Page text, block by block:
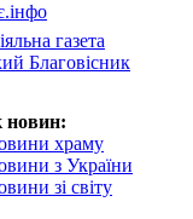
новин:
храму
з України
зі світу